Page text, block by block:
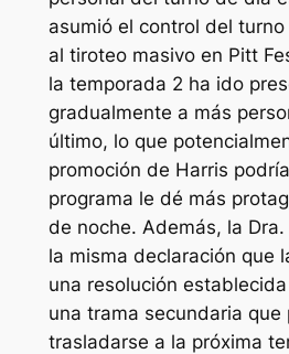
asumió el control del
al tiroteo masivo en Pitt
la temporada 2 ha ido
gradualmente a más
último, lo que
promoción de Harris
programa le dé más
de noche. Además, la
la misma declaración que
una resolución
una trama secundaria que
trasladarse a la próxima